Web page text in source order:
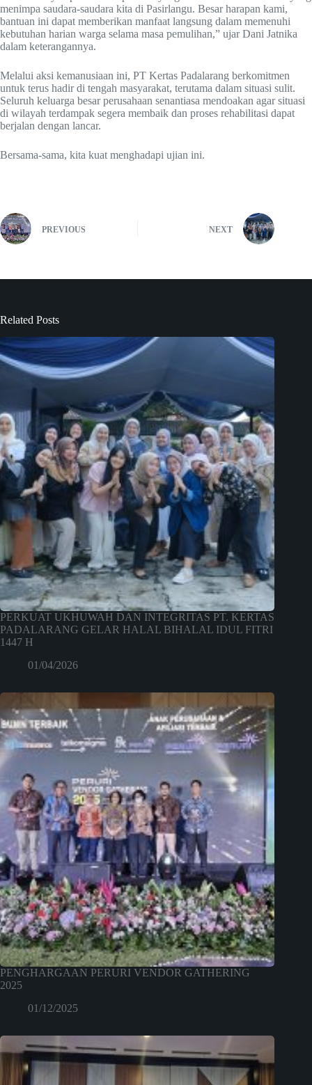
menimpa saudara-saudara kita di Pasirlangu. Besar harapan kami,
bantuan ini dapat memberikan manfaat langsung dalam memenuhi
kebutuhan harian warga selama masa pemulihan,” ujar Dani Jatnika
dalam keterangannya.
Melalui aksi kemanusiaan ini, PT Kertas Padalarang berkomitmen
untuk terus hadir di tengah masyarakat, terutama dalam situasi sulit.
Seluruh keluarga besar perusahaan senantiasa mendoakan agar situasi
di wilayah terdampak segera membaik dan proses rehabilitasi dapat
berjalan dengan lancar.
Bersama-sama, kita kuat menghadapi ujian ini.
PREVIOUS NEXT
Related Posts
PERKUAT UKHUWAH DAN INTEGRITAS PT. KERTAS
PADALARANG GELAR HALAL BIHALAL IDUL FITRI
1447 H
01/04/2026
PENGHARGAAN PERURI VENDOR GATHERING
2025
01/12/2025